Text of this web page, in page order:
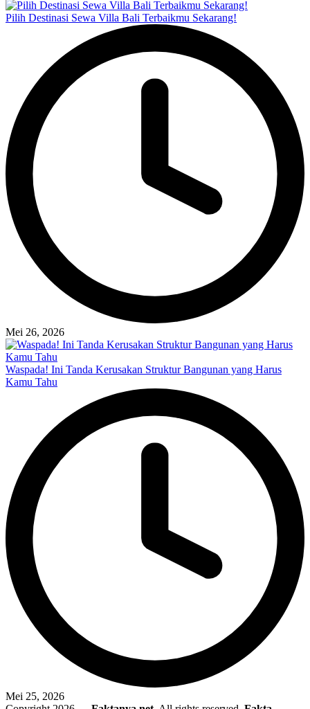
Pilih Destinasi Sewa Villa Bali Terbaikmu Sekarang!
Mei 26, 2026
Waspada! Ini Tanda Kerusakan Struktur Bangunan yang Harus
Kamu Tahu
Mei 25, 2026